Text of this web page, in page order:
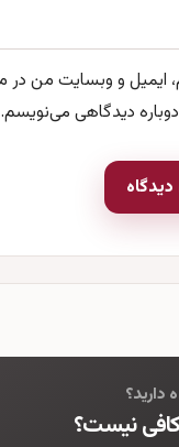
ایمیل و وبسایت من در
دیدگاهی می‌نویسم.
دارید؟
نیست؟